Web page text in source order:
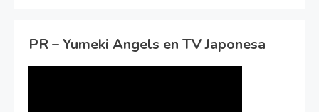
PR – Yumeki Angels en TV Japonesa